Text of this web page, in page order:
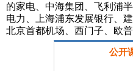
的家电、中海集团、飞利浦
电力、上海浦东发展银行、
北京首都机场、西门子、欧普
公开